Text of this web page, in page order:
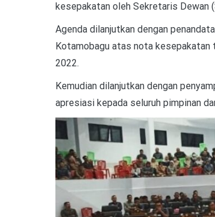
kesepakatan oleh Sekretaris Dewan
Agenda dilanjutkan dengan
Kotamobagu atas nota kesepakatan
2022.
Kemudian dilanjutkan dengan
apresiasi kepada seluruh pimpinan